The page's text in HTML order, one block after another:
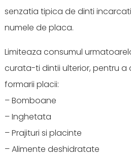
senzatia tipica de dinti
numele de placa.
Limiteaza consumul
curata-ti dintii ulterior, pentru a
formarii placii:
– Bomboane
– Inghetata
– Prajituri si placinte
– Alimente deshidratate